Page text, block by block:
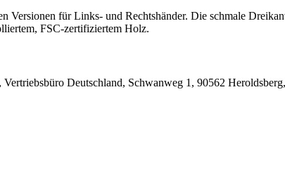
für Links- und Rechtshänder. Die schmale
FSC-zertifiziertem Holz.
Deutschland, Schwanweg 1, 90562